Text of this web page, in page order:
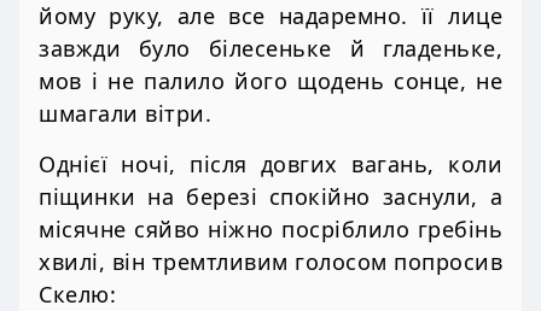
йому руку, але все надаремно. її лице
завжди було білесеньке й гладеньке,
мов і не палило його щодень сонце, не
шмагали вітри.
Однієї ночі, після довгих вагань, коли
піщинки на березі спокійно заснули, а
місячне сяйво ніжно посріблило гребінь
хвилі, він тремтливим голосом попросив
Скелю: